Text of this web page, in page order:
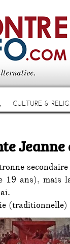
CULTURE & RELIG.
Jeanne
19 ans), mais
(traditionnelle)